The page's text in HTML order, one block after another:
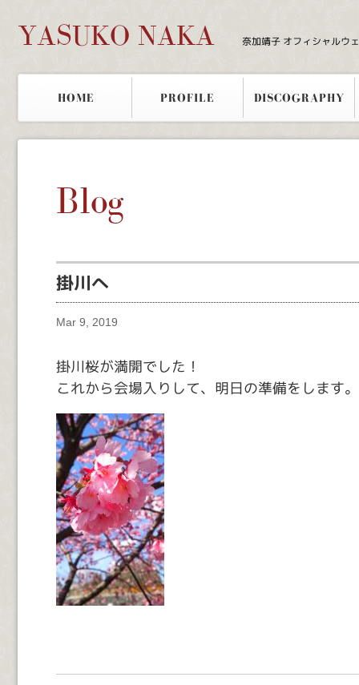
YASUKO NAKA 奈加靖子 オフィシャルウ
HOME PROFILE DISCOGRAPHY
Blog
掛川へ
Mar 9, 2019
掛川桜が満開でした！
これから会場入りして、明日の準備をします。